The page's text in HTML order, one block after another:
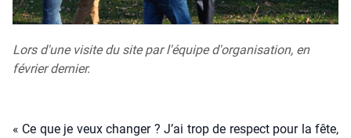
Lors d'une visite du site par l'équipe d'organisation, en
février dernier.
« Ce que je veux chan­ger ? J’ai trop de res­pect pour la fête,